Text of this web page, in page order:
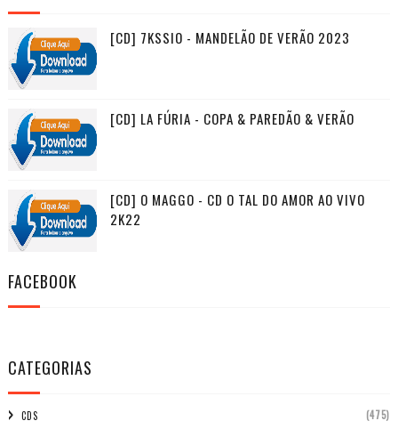
[CD] 7KSSIO - MANDELÃO DE VERÃO 2023
[CD] LA FÚRIA - COPA & PAREDÃO & VERÃO
[CD] O MAGGO - CD O TAL DO AMOR AO VIVO
2K22
FACEBOOK
CATEGORIAS
CDS (475)